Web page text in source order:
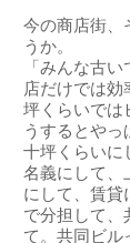
今の商店街、
うか。
「みんな古
店だけでは効
坪くらいでは
うするとや
十坪くらいに
名義にして、
にして、賃貸
で分担して、
て。共同ビル